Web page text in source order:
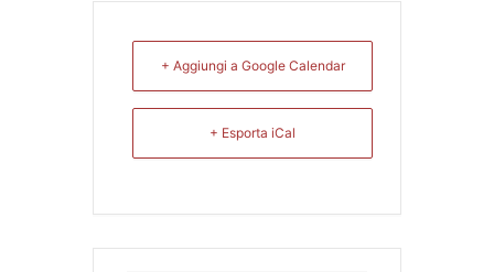
+ Aggiungi a Google Calendar
+ Esporta iCal